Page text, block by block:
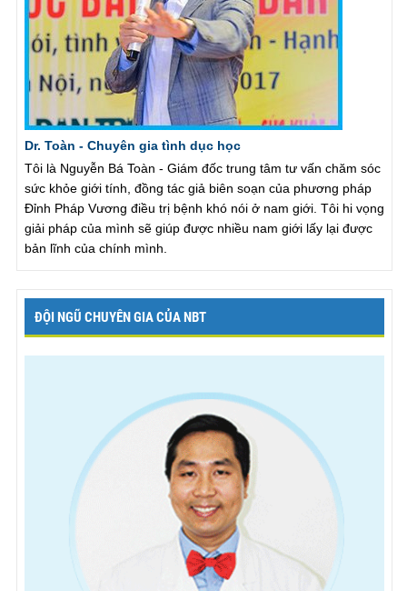
Dr. Toàn - Chuyên gia tình dục học
Tôi là Nguyễn Bá Toàn - Giám đốc trung tâm tư vấn chăm sóc
sức khỏe giới tính, đồng tác giả biên soạn của phương pháp
Đỉnh Pháp Vương điều trị bệnh khó nói ở nam giới. Tôi hi vọng
giải pháp của mình sẽ giúp được nhiều nam giới lấy lại được
bản lĩnh của chính mình.
ĐỘI NGŨ CHUYÊN GIA CỦA NBT